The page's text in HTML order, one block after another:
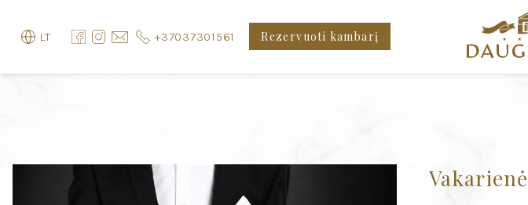
LT +37037301561 Rezervuoti kambarį